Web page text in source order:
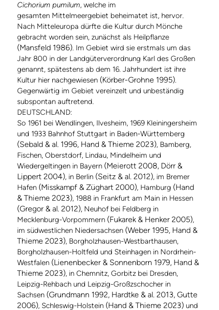
Cichorium pumilum, welche im
gesamten Mittelmeergebiet beheimatet ist, hervor.
Nach Mitteleuropa dürfte die Kultur durch Mönche
gebracht worden sein, zunächst als Heilpflanze
(Mansfeld 1986). Im Gebiet wird sie erstmals um das
Jahr 800 in der Landgüterverordnung Karl des Großen
genannt, spätestens ab dem 16. Jahrhundert ist ihre
Kultur hier nachgewiesen (Körber-Grohne 1995).
Gegenwärtig im Gebiet vereinzelt und unbeständig
subspontan auftretend.
DEUTSCHLAND:
So 1961 bei Wendlingen, Ilvesheim, 1969 Kleiningersheim
und 1933 Bahnhof Stuttgart in Baden-Württemberg
(Sebald & al. 1996, Hand & Thieme 2023), Bamberg,
Fischen, Oberstdorf, Lindau, Mindelheim und
Wiedergeltingen in Bayern (Meierott 2008, Dörr &
Lippert 2004), in Berlin (Seitz & al. 2012), im Bremer
Hafen (Misskampf & Züghart 2000), Hamburg (Hand
& Thieme 2023), 1988 in Frankfurt am Main in Hessen
(Gregor & al. 2012), Neuhof bei Feldberg in
Mecklenburg-Vorpommern (Fukarek & Henker 2005),
im südwestlichen Niedersachsen (Weber 1995, Hand &
Thieme 2023), Borgholzhausen-Westbarthausen,
Borgholzhausen-Holtfeld und Steinhagen in Nordrhein-
Westfalen (Lienenbecker & Sonnenborn 1979, Hand &
Thieme 2023), in Chemnitz, Gorbitz bei Dresden,
Leipzig-Rehbach und Leipzig-Großzschocher in
Sachsen (Grundmann 1992, Hardtke & al. 2013, Gutte
2006), Schleswig-Holstein (Hand & Thieme 2023) und